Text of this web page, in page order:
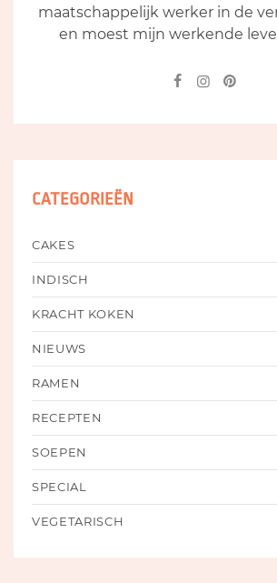
maatschappelijk werker in de
en moest mijn werkende
CATEGORIEËN
CAKES
INDISCH
KRACHT KOKEN
NIEUWS
RAMEN
RECEPTEN
SOEPEN
SPECIAL
VEGETARISCH